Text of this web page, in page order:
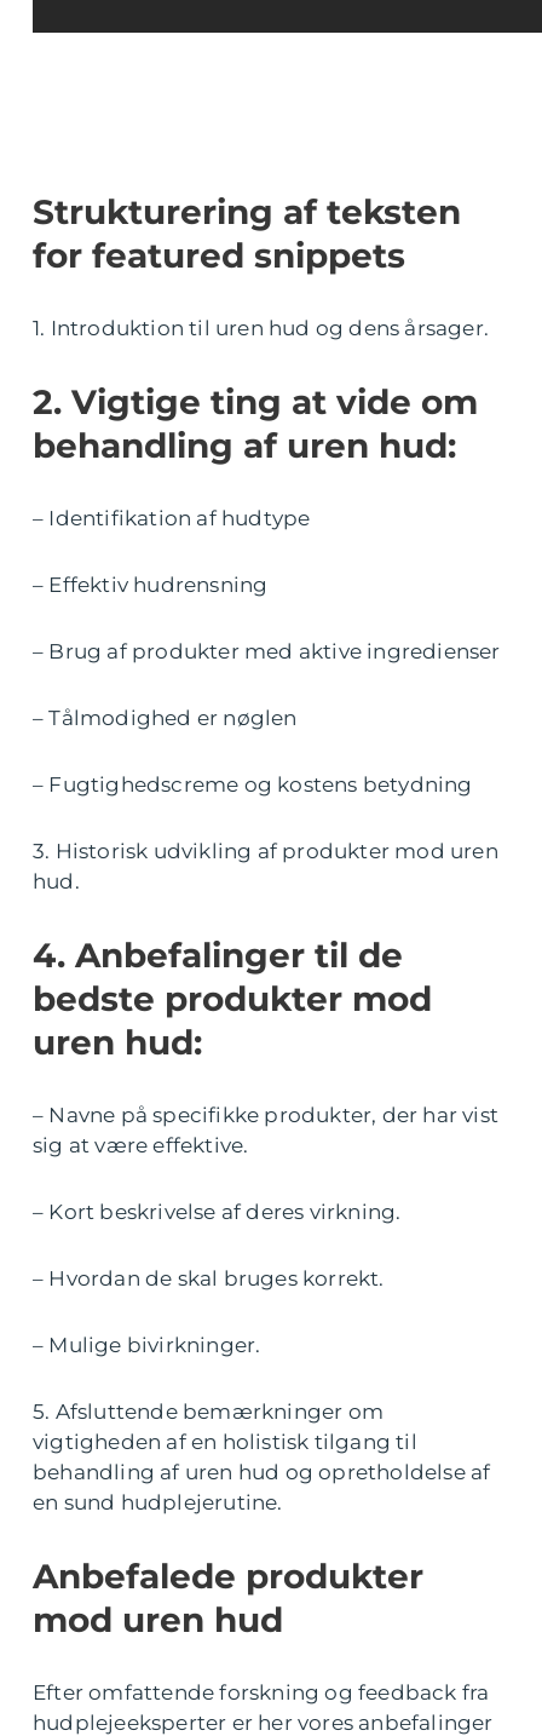
Strukturering af teksten
for featured snippets
1. Introduktion til uren hud og dens årsager.
2. Vigtige ting at vide om
behandling af uren hud:
– Identifikation af hudtype
– Effektiv hudrensning
– Brug af produkter med aktive ingredienser
– Tålmodighed er nøglen
– Fugtighedscreme og kostens betydning
3. Historisk udvikling af produkter mod uren
hud.
4. Anbefalinger til de
bedste produkter mod
uren hud:
– Navne på specifikke produkter, der har vist
sig at være effektive.
– Kort beskrivelse af deres virkning.
– Hvordan de skal bruges korrekt.
– Mulige bivirkninger.
5. Afsluttende bemærkninger om
vigtigheden af en holistisk tilgang til
behandling af uren hud og opretholdelse af
en sund hudplejerutine.
Anbefalede produkter
mod uren hud
Efter omfattende forskning og feedback fra
hudplejeeksperter er her vores anbefalinger